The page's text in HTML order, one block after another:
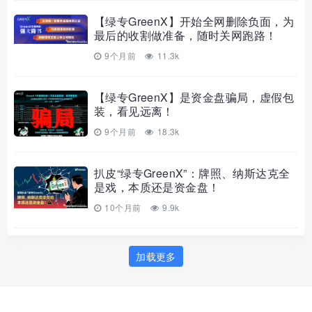
【绿专GreenX】开始全网删除负面，为
最后的收割做准备，随时关网跑路！
9个月前 11.3k
【绿专GreenX】是资金盘骗局，虚假包
装，看见远离！
9个月前 18.3k
扒皮“绿专GreenX”：牌照、纳斯达克全
是戏，本质还是资金盘！
10个月前 9.9k
加载更多